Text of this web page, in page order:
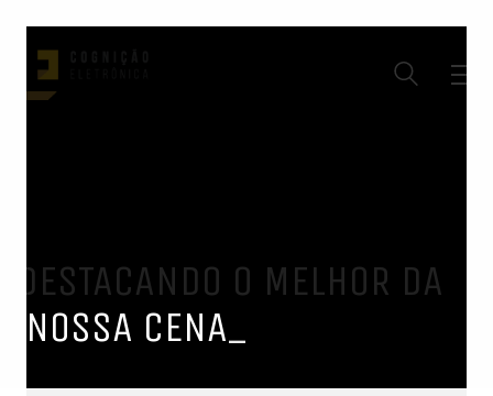
DESTACANDO O MELHOR DA
NOSSA CENA_